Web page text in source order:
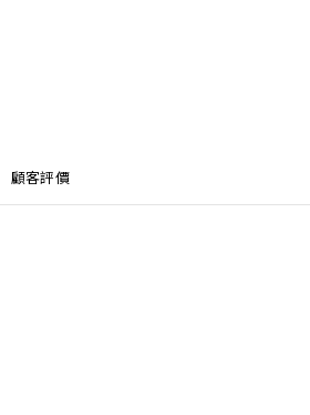
顧客評價